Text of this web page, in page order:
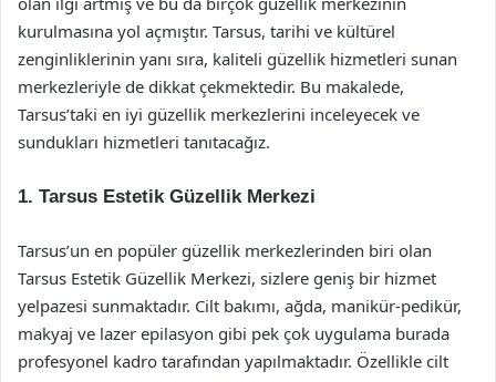
kurulmasına yol açmıştır. Tarsus, tarihi ve kültürel
zenginliklerinin yanı sıra, kaliteli güzellik hizmetleri sunan
merkezleriyle de dikkat çekmektedir. Bu makalede,
Tarsus’taki en iyi güzellik merkezlerini inceleyecek ve
sundukları hizmetleri tanıtacağız.
1. Tarsus Estetik Güzellik Merkezi
Tarsus’un en popüler güzellik merkezlerinden biri olan
Tarsus Estetik Güzellik Merkezi, sizlere geniş bir hizmet
yelpazesi sunmaktadır. Cilt bakımı, ağda, manikür-pedikür,
makyaj ve lazer epilasyon gibi pek çok uygulama burada
profesyonel kadro tarafından yapılmaktadır. Özellikle cilt